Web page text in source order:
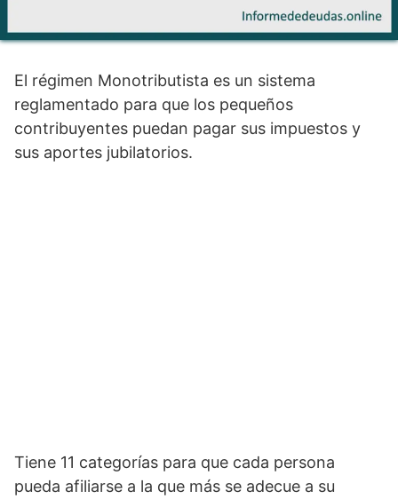
El régimen Monotributista es un sistema
reglamentado para que los pequeños
contribuyentes puedan pagar sus impuestos y
sus aportes jubilatorios.
Tiene 11 categorías para que cada persona
pueda afiliarse a la que más se adecue a su